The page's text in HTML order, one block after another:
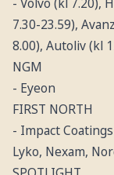
- Volvo (kl 7.20),
7.30-23.59),
8.00), Autoliv (kl
NGM
- Eyeon
FIRST NORTH
- Impact
Lyko, Nexam,